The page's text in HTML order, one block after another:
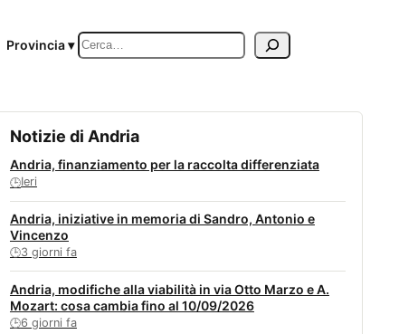
Provincia ▾ Cerca
Notizie di Andria
Andria, finanziamento per la raccolta differenziata
🕒Ieri
Andria, iniziative in memoria di Sandro, Antonio e
Vincenzo
🕒3 giorni fa
Andria, modifiche alla viabilità in via Otto Marzo e A.
Mozart: cosa cambia fino al 10/09/2026
🕒6 giorni fa